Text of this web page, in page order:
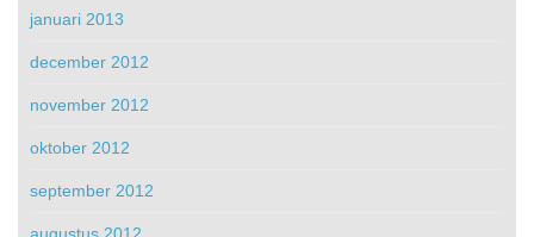
januari 2013
december 2012
november 2012
oktober 2012
september 2012